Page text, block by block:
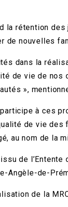
la rétention
de nouvelles
dans la
de vie de
»,
à ces
de vie des
au nom de la
de
Angèle-de-
de la